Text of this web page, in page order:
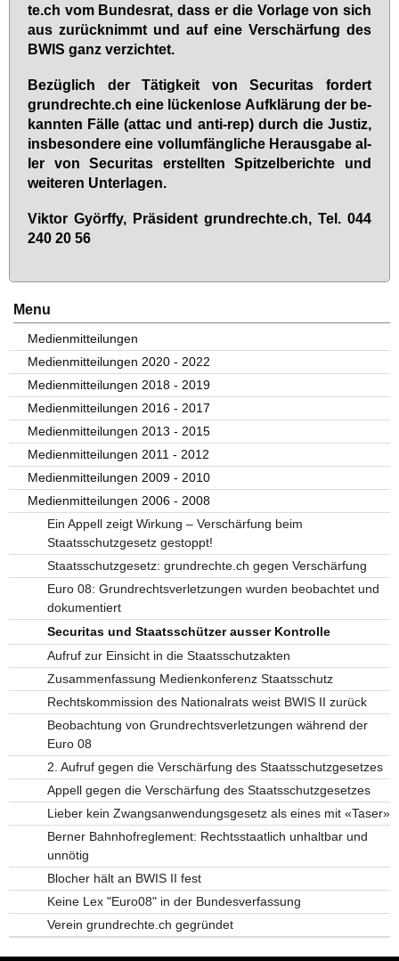
te.ch vom Bun­des­rat, dass er die Vor­la­ge von sich
aus zu­rück­nimmt und auf ei­ne Ver­schär­fung des
BWIS ganz ver­zich­tet.
Be­züg­lich der Tä­tig­keit von Se­cu­ri­tas for­dert
grund­rech­te.ch ei­ne lü­cken­lo­se Auf­klä­rung der be­
kann­ten Fäl­le (at­tac und an­ti-rep) durch die Jus­tiz,
ins­be­son­de­re ei­ne voll­um­fäng­li­che Her­aus­ga­be al­
ler von Se­cu­ri­tas er­stell­ten Spit­zel­be­rich­te und
wei­te­ren Un­ter­la­gen.
Vik­tor Györf­fy, Prä­si­dent grund­rech­te.ch, Tel. 044
240 20 56
Menu
Medienmitteilungen
Medienmitteilungen 2020 - 2022
Medienmitteilungen 2018 - 2019
Medienmitteilungen 2016 - 2017
Medienmitteilungen 2013 - 2015
Medienmitteilungen 2011 - 2012
Medienmitteilungen 2009 - 2010
Medienmitteilungen 2006 - 2008
Ein Appell zeigt Wirkung – Verschärfung beim
Staatsschutzgesetz gestoppt!
Staatsschutzgesetz: grundrechte.ch gegen Verschärfung
Euro 08: Grundrechtsverletzungen wurden beobachtet und
dokumentiert
Securitas und Staatsschützer ausser Kontrolle
Aufruf zur Einsicht in die Staatsschutzakten
Zusammenfassung Medienkonferenz Staatsschutz
Rechtskommission des Nationalrats weist BWIS II zurück
Beobachtung von Grundrechtsverletzungen während der
Euro 08
2. Aufruf gegen die Verschärfung des Staatsschutzgesetzes
Appell gegen die Verschärfung des Staatsschutzgesetzes
Lieber kein Zwangsanwendungsgesetz als eines mit «Taser»
Berner Bahnhofreglement: Rechtsstaatlich unhaltbar und
unnötig
Blocher hält an BWIS II fest
Keine Lex "Euro08" in der Bundesverfassung
Verein grundrechte.ch gegründet